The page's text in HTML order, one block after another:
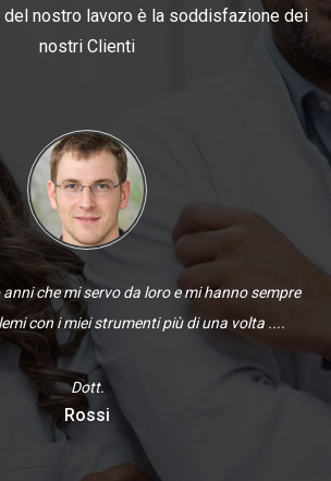
nostro lavoro è la soddisfazione dei
nostri Clienti
che mi servo da loro e mi hanno sempre
con i miei strumenti più di una volta ....
Dott.
Rossi